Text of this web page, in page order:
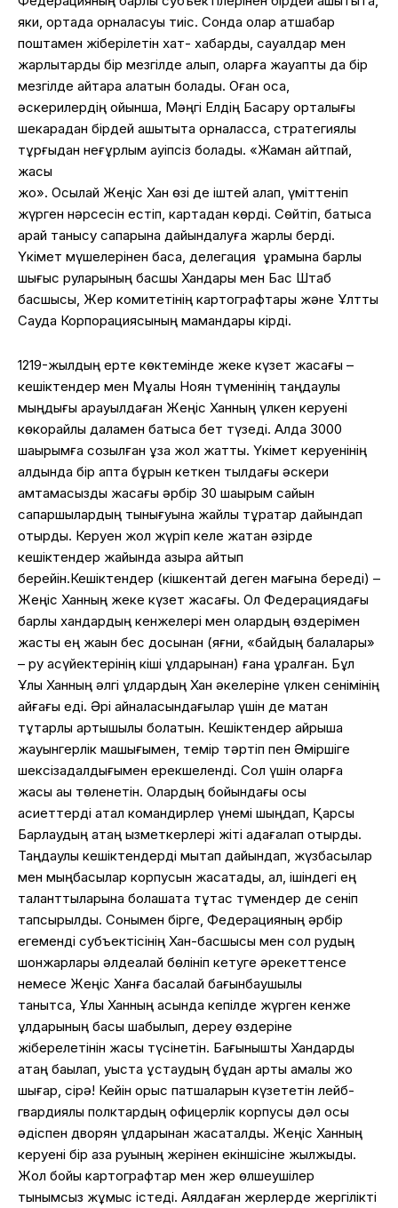
яки, ортада орналасуы тиіс. Сонда олар атшабар
поштамен жіберілетін хат- хабарды, сауалдар мен
жарлықтарды бір мезгілде алып, оларға жауапты да бір
мезгілде қайтара алатын болады. Оған қоса,
әскерилердің ойынша, Мәңгі Елдің Басқару орталығы
шекарадан бірдей қашықтықта орналасса, стратегиялық
тұрғыдан неғұрлым қауіпсіз болады. «Жаман айтпай,
жақсы
жоқ». Осылай Жеңіс Хан өзі де іштей қалап, үміттеніп
жүрген нәрсесін естіп, картадан көрді. Сөйтіп, батысқа
қарай танысу сапарына дайындалуға жарлық берді.
Үкімет мүшелерінен басқа, делегация құрамына барлық
шығыс руларының басшы Хандары мен Бас Штаб
басшысы, Жер комитетінің картографтары және Ұлттық
Сауда Корпорациясының мамандары кірді.
1219-жылдың ерте көктемінде жеке күзет жасағы –
кешіктендер мен Мұқалы Ноян түменінің таңдаулы
мыңдығы қарауылдаған Жеңіс Ханның үлкен керуені
көкорайлы даламен батысқа бет түзеді. Алда 3000
шақырымға созылған ұзақ жол жатты. Үкімет керуенінің
алдында бір апта бұрын кеткен тылдағы әскери
қамтамасыздық жасағы әрбір 30 шақырым сайын
сапаршылардың тынығуына жайлы тұрақтар дайындап
отырды. Керуен жол жүріп келе жатқан әзірде
кешіктендер жайында азырақ айтып
берейін.Кешіктендер (кішкентай деген мағына береді) –
Жеңіс Ханның жеке күзет жасағы. Ол Федерациядағы
барлық хандардың кенжелері мен олардың өздерімен
жасты ең жақын бес досынан (яғни, «байдың балалары»
– ру ақсүйектерінің кіші ұлдарынан) ғана құралған. Бұл
Ұлы Ханның әлгі ұлдардың Хан әкелеріне үлкен сенімінің
айғағы еді. Әрі айналасындағылар үшін де мақтан
тұтарлық артықшылық болатын. Кешіктендер айрықша
жауынгерлік машығымен, темір тәртіп пен Әміршіге
шексізадалдығымен ерекшеленді. Сол үшін оларға
жақсы ақы төленетін. Олардың бойындағы осы
қасиеттерді қатал командирлер үнемі шыңдап, Қарсы
Барлаудың қатаң қызметкерлері жіті қадағалап отырды.
Таңдаулы кешіктендерді мықтап дайындап, жүзбасылар
мен мыңбасылар корпусын жасақтады, ал, ішіндегі ең
таланттыларына болашақта тұтас түмендер де сеніп
тапсырылды. Сонымен бірге, Федерацияның әрбір
егеменді субъектісінің Хан-басшысы мен сол рудың
шонжарлары әлдеқалай бөлініп кетуге әрекеттенсе
немесе Жеңіс Ханға басқалай бағынбаушылық
танытса, Ұлы Ханның қасында кепілде жүрген кенже
ұлдарының басы шабылып, дереу өздеріне
жіберелетінін жақсы түсінетін. Бағынышты Хандарды
қатаң бақылап, уыста ұстаудың бұдан артық амалы жоқ
шығар, сірә! Кейін орыс патшаларын күзететін лейб-
гвардиялық полктардың офицерлік корпусы дәл осы
әдіспен дворян ұлдарынан жасақталды. Жеңіс Ханның
керуені бір қазақ руының жерінен екіншісіне жылжыды.
Жол бойы картографтар мен жер өлшеушілер
тынымсыз жұмыс істеді. Аялдаған жерлерде жергілікті